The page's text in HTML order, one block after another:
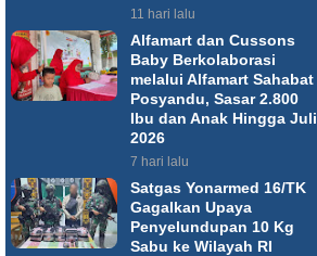
11 hari lalu
Alfamart dan Cussons
Baby Berkolaborasi
melalui Alfamart Sahabat
Posyandu, Sasar 2.800
Ibu dan Anak Hingga Juli
2026
7 hari lalu
Satgas Yonarmed 16/TK
Gagalkan Upaya
Penyelundupan 10 Kg
Sabu ke Wilayah RI